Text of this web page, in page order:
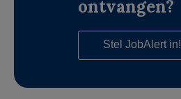
ontvangen?
Stel JobAlert in!